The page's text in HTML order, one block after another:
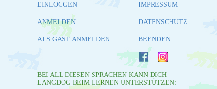
EINLOGGEN
ANMELDEN
ALS GAST ANMELDEN
IMPRESSUM
DATENSCHUTZ
BEENDEN
BEI ALL DIESEN SPRACHEN KANN DICH
LANGDOG BEIM LERNEN UNTERSTÜTZEN: